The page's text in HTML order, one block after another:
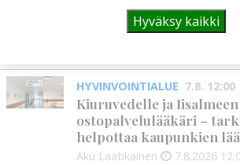
MIELIPIDE 7.8. 12:26
Terveisiä eduskuntaan
HYVINVOINTIALUE 7.8. 12:00
Kiuruvedelle ja Iisalmeen
ostopalvelulääkäri –
helpottaa kaupunkien
Aku Laatikainen 7.8.2026
Hyväksy kaikki